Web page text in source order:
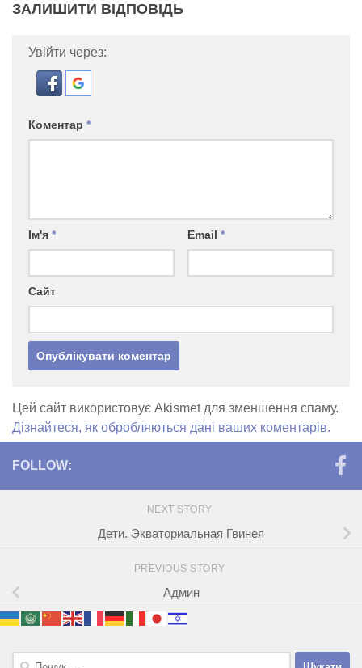
ЗАЛИШИТИ ВІДПОВІДЬ
Увійти через:
Коментар *
Ім'я * Email *
Сайт
Цей сайт використовує Akismet для зменшення спаму.
Дізнайтеся, як обробляються дані ваших коментарів.
FOLLOW:
NEXT STORY
Дети. Экваториальная Гвинея
PREVIOUS STORY
Админ
Пошук: